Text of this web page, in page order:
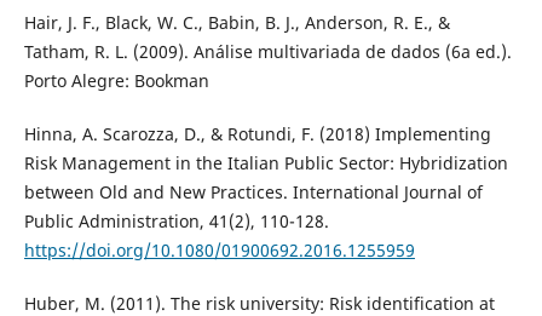
Hair, J. F., Black, W. C., Babin, B. J., Anderson, R. E., &
Tatham, R. L. (2009). Análise multivariada de dados (6a ed.).
Porto Alegre: Bookman
Hinna, A. Scarozza, D., & Rotundi, F. (2018) Implementing
Risk Management in the Italian Public Sector: Hybridization
between Old and New Practices. International Journal of
Public Administration, 41(2), 110-128.
https://doi.org/10.1080/01900692.2016.1255959
Huber, M. (2011). The risk university: Risk identification at